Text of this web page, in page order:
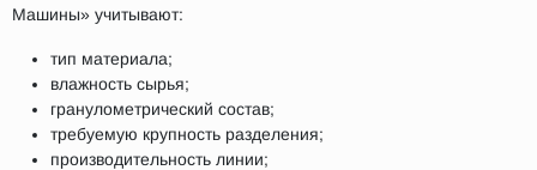
Машины» учитывают:
тип материала;
влажность сырья;
гранулометрический состав;
требуемую крупность разделения;
производительность линии;